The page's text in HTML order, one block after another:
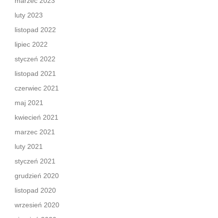
luty 2023
listopad 2022
lipiec 2022
styczeń 2022
listopad 2021
czerwiec 2021
maj 2021
kwiecień 2021
marzec 2021
luty 2021
styczeń 2021
grudzień 2020
listopad 2020
wrzesień 2020